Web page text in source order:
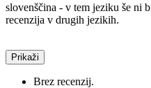
slovenščina - v tem jeziku še ni
recenzija v drugih jezikih.
Prikaži
Brez recenzij.